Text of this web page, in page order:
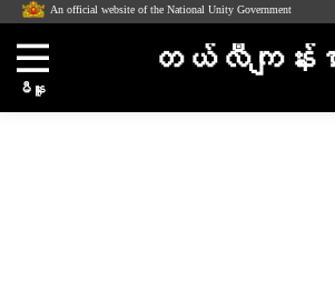
An official website of the National Unity Government
မီနူး
တယ်လီကျန်း